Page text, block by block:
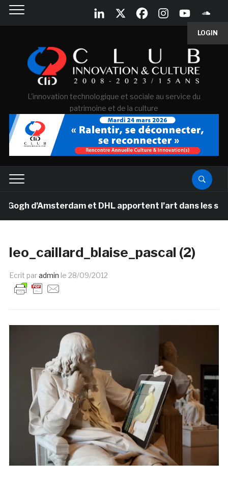
LOGIN
L'innovation technologique et sociale au service du
patrimoine et de la culture
d’Amsterdam et DHL apportent l’art dans les salles
leo_caillard_blaise_pascal (2)
Ecrit paradmin le 28/09/2012